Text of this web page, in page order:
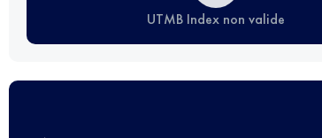
UTMB Index non valide